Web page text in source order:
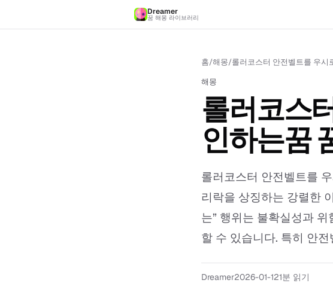
Dreamer
꿈 해몽 라이브러리
홈/해몽/롤러코스터 안전벨트를 우시
해몽
롤러코스
인하는꿈
롤러코스터 안전벨트를
리락을 상징하는 강렬한
는” 행위는 불확실성과
할 수 있습니다. 특히 안
Dreamer2026-01-121분 읽기